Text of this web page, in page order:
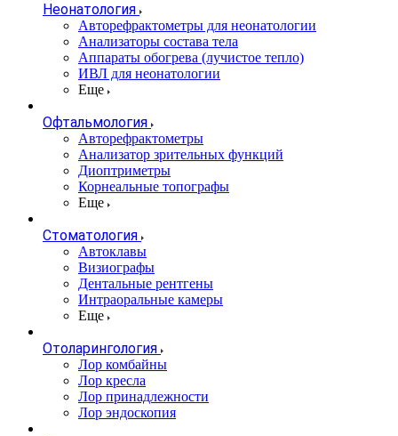
Неонатология
Авторефрактометры для неонатологии
Анализаторы состава тела
Аппараты обогрева (лучистое тепло)
ИВЛ для неонатологии
Еще
Офтальмология
Авторефрактометры
Анализатор зрительных функций
Диоптриметры
Корнеальные топографы
Еще
Стоматология
Автоклавы
Визиографы
Дентальные рентгены
Интраоральные камеры
Еще
Отоларингология
Лор комбайны
Лор кресла
Лор принадлежности
Лор эндоскопия